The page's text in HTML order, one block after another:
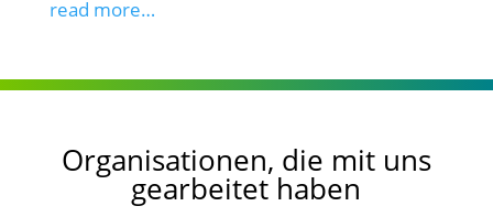
read more…
Organisationen, die mit uns
gearbeitet haben